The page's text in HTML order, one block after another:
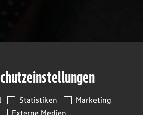
Statistiken
Marketing
Externe Medien